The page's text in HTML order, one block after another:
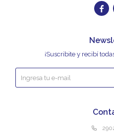

¡Suscribite y recibí